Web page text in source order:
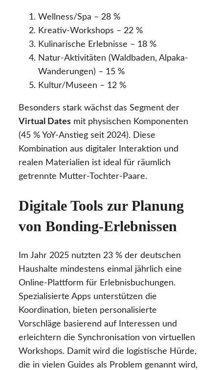
Wellness/Spa – 28 %
Kreativ-Workshops – 22 %
Kulinarische Erlebnisse – 18 %
Natur-Aktivitäten (Waldbaden, Alpaka-
Wanderungen) – 15 %
Kultur/Museen – 12 %
Besonders stark wächst das Segment der
Virtual Dates mit physischen Komponenten
(45 % YoY-Anstieg seit 2024). Diese
Kombination aus digitaler Interaktion und
realen Materialien ist ideal für räumlich
getrennte Mutter-Tochter-Paare.
Digitale Tools zur Planung
von Bonding-Erlebnissen
Im Jahr 2025 nutzten 23 % der deutschen
Haushalte mindestens einmal jährlich eine
Online-Plattform für Erlebnisbuchungen.
Spezialisierte Apps unterstützen die
Koordination, bieten personalisierte
Vorschläge basierend auf Interessen und
erleichtern die Synchronisation von virtuellen
Workshops. Damit wird die logistische Hürde,
die in vielen Guides als Problem genannt wird,